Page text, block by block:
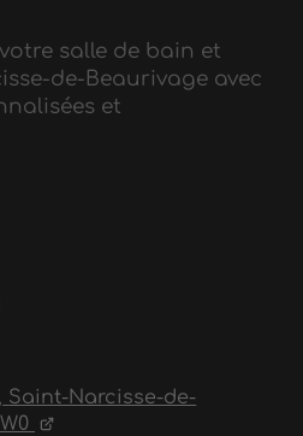
Saint-Narcisse-de-
salle de bain et
de-Beaurivage avec
et